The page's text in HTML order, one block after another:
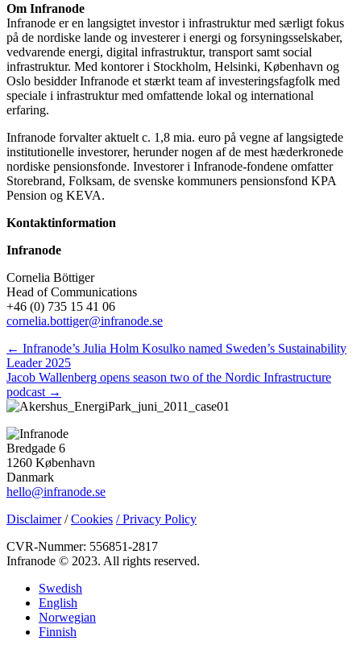
Om Infranode
Infranode er en langsigtet investor i infrastruktur med særligt fokus
på de nordiske lande og investerer i energi og forsyningsselskaber,
vedvarende energi, digital infrastruktur, transport samt social
infrastruktur. Med kontorer i Stockholm, Helsinki, København og
Oslo besidder Infranode et stærkt team af investeringsfagfolk med
speciale i infrastruktur med omfattende lokal og international
erfaring.
Infranode forvalter aktuelt c. 1,8 mia. euro på vegne af langsigtede
institutionelle investorer, herunder nogen af de mest hæderkronede
nordiske pensionsfonde. Investorer i Infranode-fondene omfatter
Storebrand, Folksam, de svenske kommuners pensionsfond KPA
Pension og KEVA.
Kontaktinformation
Infranode
Cornelia Böttiger
Head of Communications
+46 (0) 735 15 41 06
cornelia.bottiger@infranode.se
Posts
navigation
← Infranode’s Julia Holm Kosulko named Sweden’s Sustainability
Leader 2025
Jacob Wallenberg opens season two of the Nordic Infrastructure
podcast →
Bredgade 6
1260 København
Danmark
hello@infranode.se
Disclaimer/Cookies / Privacy Policy
CVR-Nummer: 556851-2817
Infranode © 2023. All rights reserved.
Swedish
English
Norwegian
Finnish